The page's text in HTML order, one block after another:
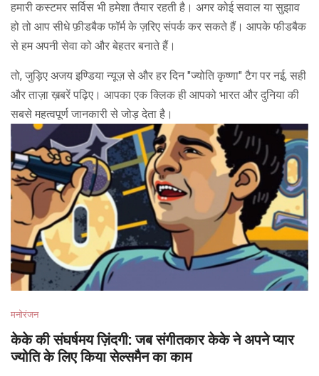
हमारी कस्टमर सर्विस भी हमेशा तैयार रहती है। अगर कोई सवाल या सुझाव
हो तो आप सीधे फ़ीडबैक फॉर्म के ज़रिए संपर्क कर सकते हैं। आपके फीडबैक
से हम अपनी सेवा को और बेहतर बनाते हैं।
तो, जुड़िए अजय इण्डिया न्यूज़ से और हर दिन "ज्योति कृष्णा" टैग पर नई, सही
और ताज़ा ख़बरें पढ़िए। आपका एक क्लिक ही आपको भारत और दुनिया की
सबसे महत्वपूर्ण जानकारी से जोड़ देता है।
मनोरंजन
केके की संघर्षमय ज़िंदगी: जब संगीतकार केके ने अपने प्यार
ज्योति के लिए किया सेल्समैन का काम